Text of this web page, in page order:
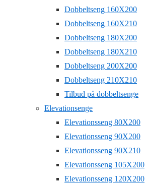
Dobbeltseng 160X200
Dobbeltseng 160X210
Dobbeltseng 180X200
Dobbeltseng 180X210
Dobbeltseng 200X200
Dobbeltseng 210X210
Tilbud på dobbeltsenge
Elevationsenge
Elevationsseng 80X200
Elevationsseng 90X200
Elevationsseng 90X210
Elevationsseng 105X200
Elevationsseng 120X200